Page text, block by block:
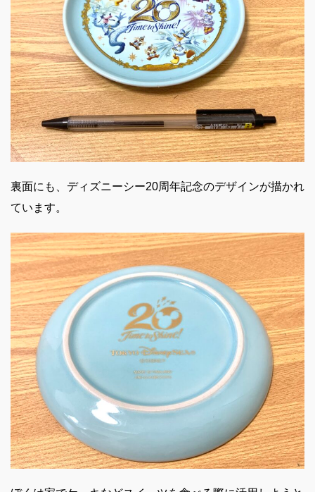
裏面にも、ディズニーシー20周年記念のデザインが描かれ
ています。